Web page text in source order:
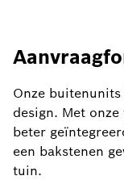
Onze
design. Met
beter
een bakstenen
tuin.